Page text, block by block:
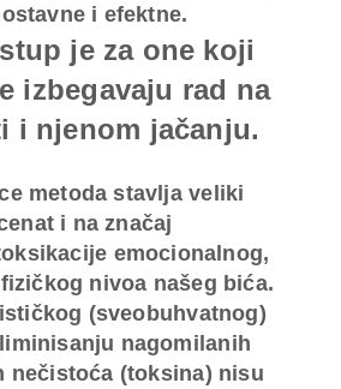
i efektne.
je za one koji
izbegavaju rad na
i njenom jačanju.
metoda stavlja veliki
i na značaj
emocionalnog,
nivoa našeg bića.
(sveobuhvatnog)
nagomilanih
nečistoća (toksina) nisu